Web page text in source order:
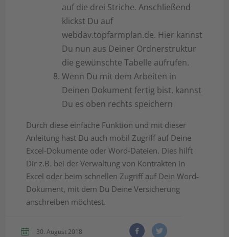
auf die drei Striche. Anschließend
klickst Du auf
webdav.topfarmplan.de. Hier kannst
Du nun aus Deiner Ordnerstruktur
die gewünschte Tabelle aufrufen.
Wenn Du mit dem Arbeiten in
Deinen Dokument fertig bist, kannst
Du es oben rechts speichern
Durch diese einfache Funktion und mit dieser
Anleitung hast Du auch mobil Zugriff auf Deine
Excel-Dokumente oder Word-Dateien. Dies hilft
Dir z.B. bei der Verwaltung von Kontrakten in
Excel oder beim schnellen Zugriff auf Dein Word-
Dokument, mit dem Du Deine Versicherung
anschreiben möchtest.
30. August 2018